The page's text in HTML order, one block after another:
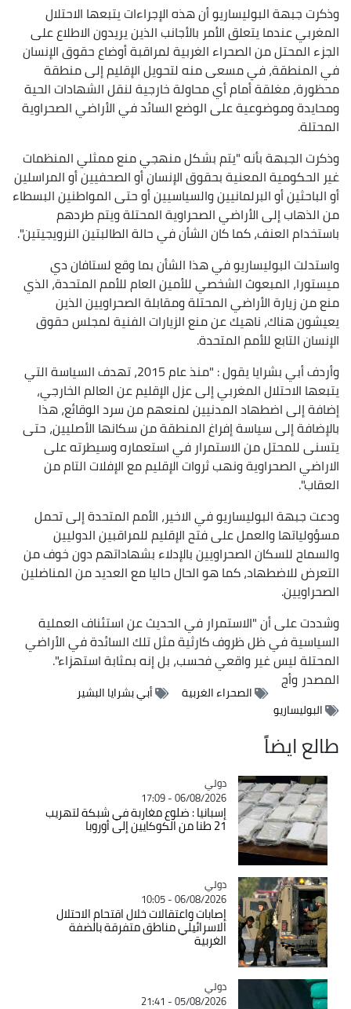
وذكرت جبهة البوليساريو أن هذه الإجراءات يتبعها الاحتلال
المغربي عندما يتعلق الأمر بالأجانب الذين يريدون الاطلاع على
الجزء المحتل من الصحراء الغربية لمراقبة أوضاع حقوق الإنسان
في المنطقة، في مسعى منه لتحويل الإقليم إلى منطقة
محظورة، مغلقة أمام أي محاولة خارجية لنقل الشهادات الحية
ومحايدة وموضوعية على الوضع السائد في الأراضي الصحراوية
المحتلة.
وذكرت الجبهة بأنه "يتم بشكل منهجي منع ممثلي المنظمات
غير الحكومية المعنية بحقوق الإنسان أو الصحفيين أو المراسلين
أو الباحثين أو البرلمانيين والسياسيين أو حتى المواطنين البسطاء
من الذهاب إلى الأراضي الصحراوية المحتلة ويتم طردهم
باستخدام العنف، كما كان الشأن في حالة الطالبتين النرويجيتين".
واستدلت البوليساريو في هذا الشأن بما وقع لستافان دي
ميستورا، المبعوث الشخصي للأمين العام للأمم المتحدة، الذي
منع من زيارة الأراضي المحتلة ومقابلة الصحراويين الذين
يعيشون هناك، ناهيك عن منع الزيارات الفنية لمجلس حقوق
الإنسان التابع للأمم المتحدة.
وأردف أبي بشرايا يقول : "منذ عام 2015، تهدف السياسة التي
يتبعها الاحتلال المغربي إلى عزل الإقليم عن العالم الخارجي،
إضافة إلى اضطهاد المدنيين لمنعهم من سرد الوقائع، هذا
بالإضافة إلى سياسة إفراغ المنطقة من سكانها الأصليين، حتى
يتسنى للمحتل من الاستمرار في استعماره وسيطرته على
الاراضي الصحراوية ونهب ثروات الإقليم مع الإفلات التام من
العقاب".
ودعت جبهة البوليساريو في الاخير، الأمم المتحدة إلى تحمل
مسؤولياتها والعمل على فتح الإقليم للمراقبين الدوليين
والسماح للسكان الصحراويين بالإدلاء بشهاداتهم دون خوف من
التعرض للاضطهاد، كما هو الحال حاليا مع العديد من المناضلين
الصحراويين.
وشددت على أن "الاستمرار في الحديث عن استئناف العملية
السياسية في ظل ظروف كارثية مثل تلك السائدة في الأراضي
المحتلة ليس غير واقعي فحسب، بل إنه بمثابة استهزاء".
المصدروأج
الصحراء الغربية
أبي بشرايا البشير
البوليساريو
طالع ايضاً
Catégorie
دولي
06/08/2026 - 17:09
إسبانيا : ضلوع مغاربة في شبكة لتهريب
21 طنا من الكوكايين إلى أوروبا
Catégorie
دولي
06/08/2026 - 10:05
إصابات واعتقالات خلال اقتحام الاحتلال
الاسرائيلي مناطق متفرقة بالضفة
الغربية
Catégorie
دولي
05/08/2026 - 21:41